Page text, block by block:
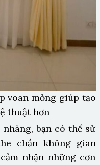
voan mỏng giúp tạo
thuật hơn
bạn có thể sử
chắn không gian
nhận những cơn